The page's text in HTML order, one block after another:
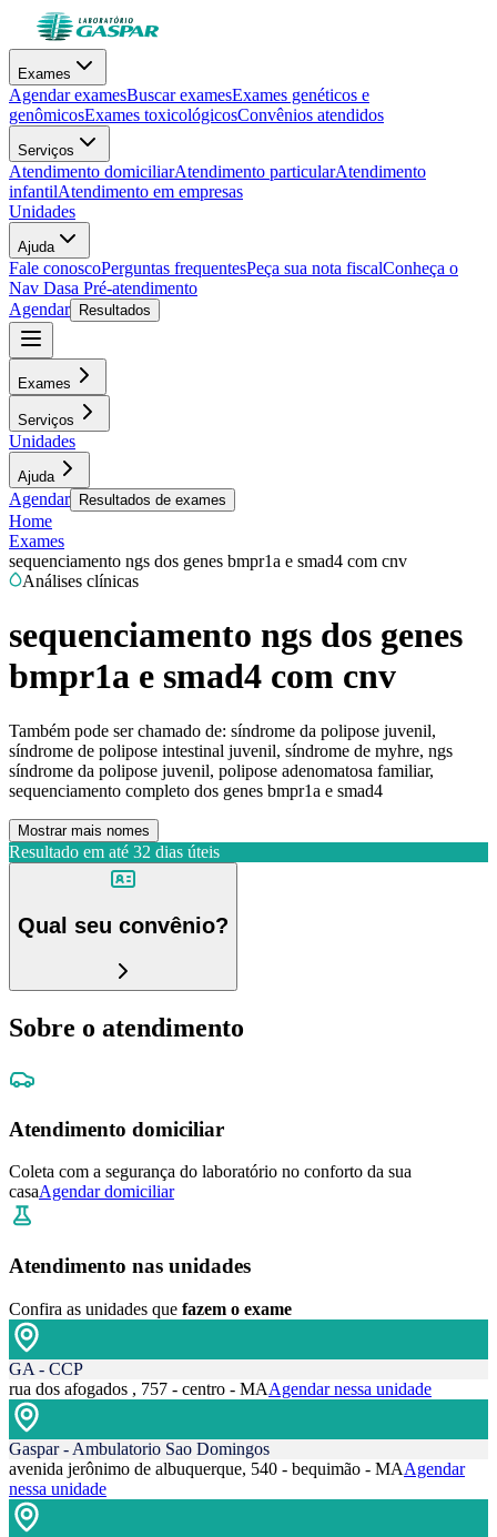
Exames
Agendar examesBuscar examesExames genéticos e
genômicosExames toxicológicosConvênios atendidos
Serviços
Atendimento domiciliarAtendimento particularAtendimento
infantilAtendimento em empresas
Unidades
Ajuda
Fale conoscoPerguntas frequentesPeça sua nota fiscalConheça o
Nav Dasa Pré-atendimento
Agendar
Resultados
Exames
Serviços
Unidades
Ajuda
Agendar Resultados de exames
Home
Exames
sequenciamento ngs dos genes bmpr1a e smad4 com cnv
Análises clínicas
sequenciamento ngs dos genes
bmpr1a e smad4 com cnv
Também pode ser chamado de: síndrome da polipose juvenil,
síndrome de polipose intestinal juvenil, síndrome de myhre, ngs
síndrome da polipose juvenil, polipose adenomatosa familiar,
sequenciamento completo dos genes bmpr1a e smad4
Mostrar mais nomes
Resultado em até 32 dias úteis
Qual seu convênio?
Sobre o atendimento
Atendimento domiciliar
Coleta com a segurança do laboratório no conforto da sua
casaAgendar domiciliar
Atendimento nas unidades
Confira as unidades que fazem o exame
GA - CCP
rua dos afogados , 757 - centro - MAAgendar nessa unidade
Gaspar - Ambulatorio Sao Domingos
avenida jerônimo de albuquerque, 540 - bequimão - MAAgendar
nessa unidade